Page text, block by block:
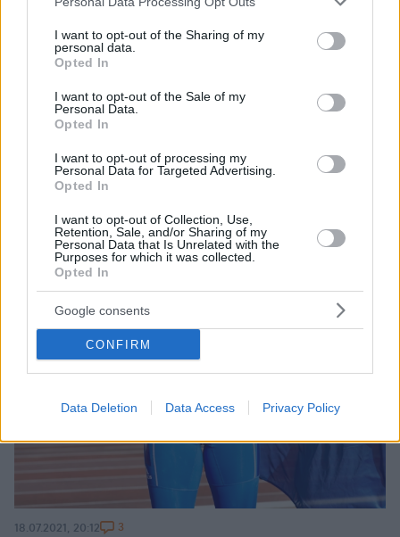
not limited to your visit or usage behaviour. You may click to
grant or deny consent to Google and its third-party tags to
use your data for below specified purposes in below Google
consent section.
I want to opt-out of the Sharing of my
personal data.
Opted In
I want to opt-out of the Sale of my
Personal Data.
Opted In
I want to opt-out of processing my
Personal Data for Targeted Advertising.
Opted In
I want to opt-out of Collection, Use,
Retention, Sale, and/or Sharing of my
Personal Data that Is Unrelated with the
Purposes for which it was collected.
Opted In
Google consents
CONFIRM
Data Deletion Data Access Privacy Policy
Ευρωπαϊκό στίβου Κ20: «Άγγιξαν» το βάθρο Σαμολαδά
Στην 4η θέση η Σαμολαδά στη δισκοβολία και ο
Τζελέπης στο μήκος στο Ευρωπαϊκό πρωτάθλημα του
Τάμπερε
18.07.2021, 20:12 3